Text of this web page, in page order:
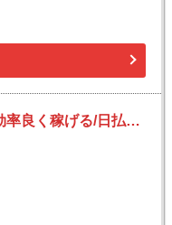
【深夜】22時～翌7時/週2日～/効率良く稼げる/日払いOK(規定有)/副業可/フリーター活躍/未経験歓迎